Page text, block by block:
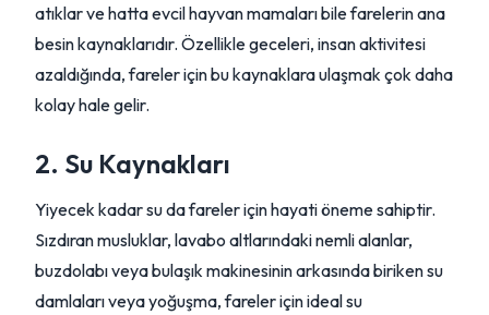
atıklar ve hatta evcil hayvan mamaları bile farelerin ana
besin kaynaklarıdır. Özellikle geceleri, insan aktivitesi
azaldığında, fareler için bu kaynaklara ulaşmak çok daha
kolay hale gelir.
2. Su Kaynakları
Yiyecek kadar su da fareler için hayati öneme sahiptir.
Sızdıran musluklar, lavabo altlarındaki nemli alanlar,
buzdolabı veya bulaşık makinesinin arkasında biriken su
damlaları veya yoğuşma, fareler için ideal su